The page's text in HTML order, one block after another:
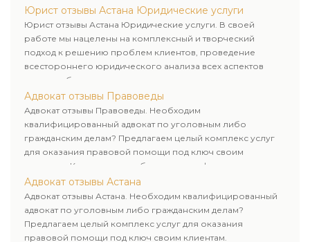
Юрист отзывы Астана Юридические услуги
Юрист отзывы Астана Юридические услуги. В своей
работе мы нацелены на комплексный и творческий
подход к решению проблем клиентов, проведение
всестороннего юридического анализа всех аспектов
дела и выбор рационального пути для его успешного
завершения.
Адвокат отзывы Правоведы
Адвокат отзывы Правоведы. Необходим
квалифицированный адвокат по уголовным либо
гражданским делам? Предлагаем целый комплекс услуг
для оказания правовой помощи под ключ своим
клиентам. Комплексное обслуживание физических и
юридических лиц. Индивидуальный подход к каждому
клиенту.
Адвокат отзывы Астана
Адвокат отзывы Астана. Необходим квалифицированный
адвокат по уголовным либо гражданским делам?
Предлагаем целый комплекс услуг для оказания
правовой помощи под ключ своим клиентам.